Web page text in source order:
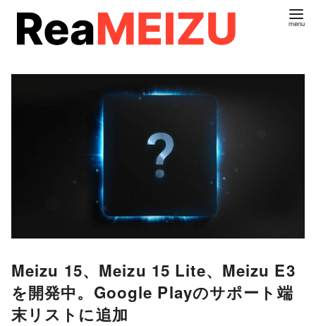
Meizu 15、Meizu 15 Lite、Meizu E3
を開発中。Google Playのサポート端
末リストに追加